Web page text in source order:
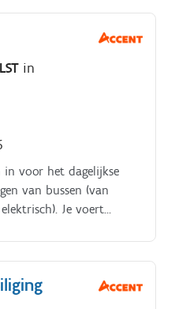
in
in voor het dagelijkse
van bussen (van
Je voert